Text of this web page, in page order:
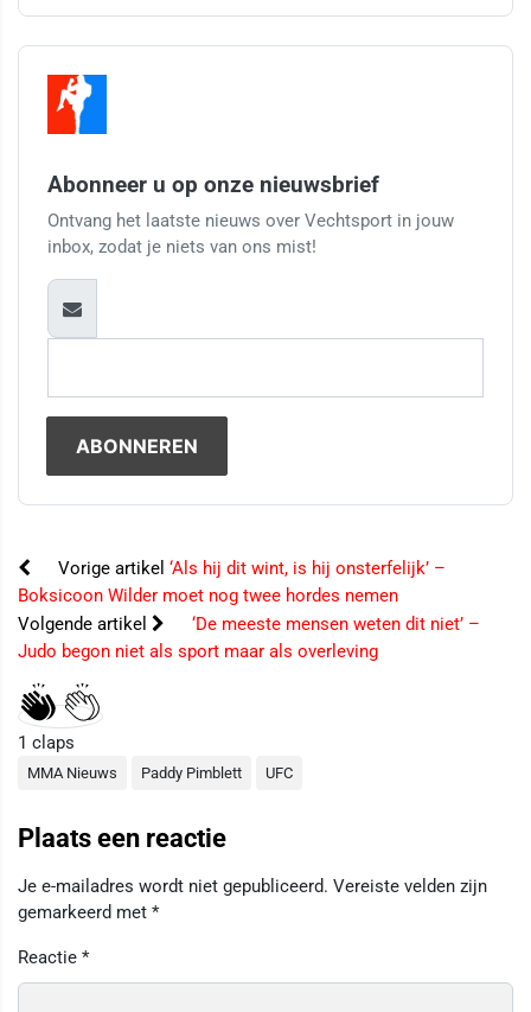
Abonneer u op onze nieuwsbrief
Ontvang het laatste nieuws over Vechtsport in jouw
inbox, zodat je niets van ons mist!
Vorige artikel ‘Als hij dit wint, is hij onsterfelijk’ –
Boksicoon Wilder moet nog twee hordes nemen
Volgende artikel
‘De meeste mensen weten dit niet’ –
Judo begon niet als sport maar als overleving
1 claps
MMA Nieuws Paddy Pimblett UFC
Plaats een reactie
Je e-mailadres wordt niet gepubliceerd. Vereiste velden zijn
gemarkeerd met *
Reactie *